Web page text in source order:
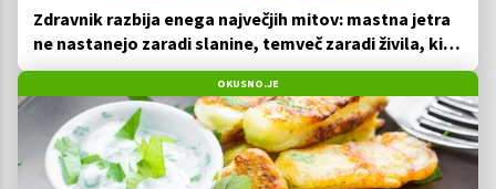
Zdravnik razbija enega največjih mitov: mastna jetra
ne nastanejo zaradi slanine, temveč zaradi živila, ki
ga imamo vsi radi
OKUSNO.JE